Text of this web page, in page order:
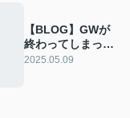
【BLOG】GWが
終わってしまっ
た…(´;ω;｀)
2025.05.09